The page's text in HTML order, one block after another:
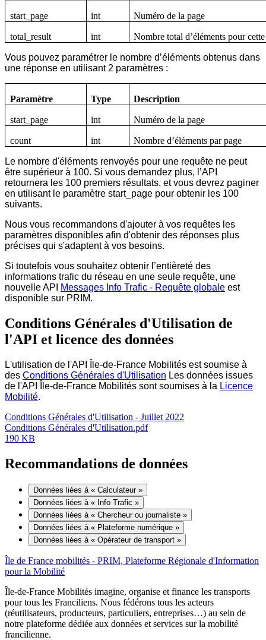
start_page int Numéro de la page
total_result int Nombre total d’éléments pour
Vous pouvez paramétrer le nombre d’éléments obtenus dans
une réponse en utilisant 2 paramètres :
Paramètre Type Description
start_page int Numéro de la page
count int Nombre d’éléments par page
Le nombre d'éléments renvoyés pour une requête ne peut
être supérieur à 100. Si vous demandez plus, l’API
retournera les 100 premiers résultats, et vous devrez paginer
en utilisant le paramètre start_page pour obtenir les 100
suivants.​
Nous vous recommandons d'ajouter à vos requêtes les
paramètres disponibles afin d'obtenir des réponses plus
précises qui s'adaptent à vos besoins. ​
Si toutefois vous souhaitez obtenir l’entièreté des
informations trafic du réseau en une seule requête, une
nouvelle API
Messages Info Trafic - Requête globale est
disponible sur PRIM.
Conditions Générales d'Utilisation de
l'API et licence des données
L'utilisation de l'API Île-de-France Mobilités est soumise à
des Conditions Générales d'Utilisation Les données issues
de l'API Île-de-France Mobilités sont soumises à la Licence
Mobilité.
Conditions Générales d'Utilisation - Juillet 2022
Conditions Générales d'Utilisation.pdf
190 KB
Recommandations de données
Données liées à « Calculateur »
Données liées à « Info Trafic »
Données liées à « Chercheur ou journaliste »
Données liées à « Plateforme numérique »
Données liées à « Opérateur de transport »
Île de France mobilités - PRIM, Plateforme Régionale d'Information
pour la Mobilité
Île-de-France Mobilités imagine, organise et finance les transports
pour tous les Franciliens. Nous fédérons tous les acteurs
(réutilisateurs, producteurs, particuliers, entreprises…) au sein de
notre plateforme dédiée aux données et services sur la mobilité
francilienne.